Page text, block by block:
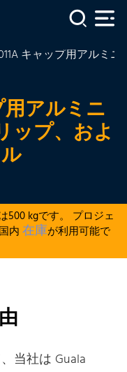
キャップ用アルミ
用アルミニ
ップ、およ
500 kgです。 プロジェ
内 在庫が利用可能で
当社は Guala